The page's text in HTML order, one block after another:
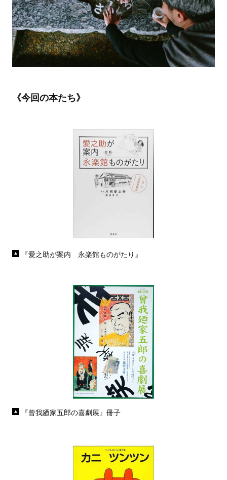
《今回の本たち》
『愛之助が案内 永楽館ものがたり』
『曾我廼家五郎の喜劇展』冊子